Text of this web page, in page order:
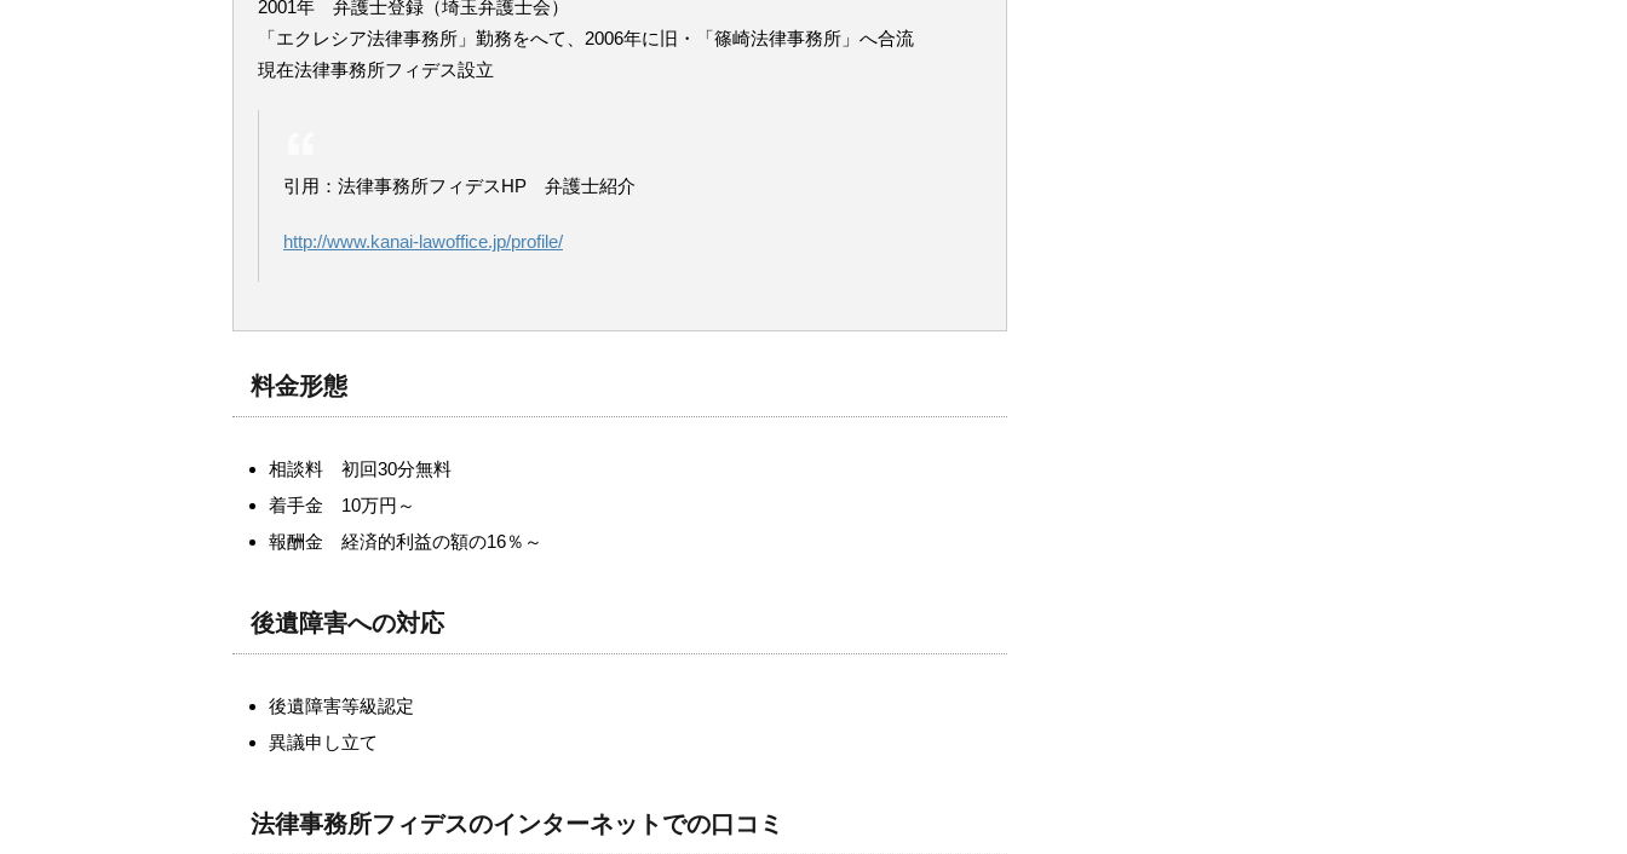
2001年 弁護士登録（埼玉弁護士会）
「エクレシア法律事務所」勤務をへて、2006年に旧・「篠崎法律事務所」へ合流
現在法律事務所フィデス設立
引用：法律事務所フィデスHP 弁護士紹介
http://www.kanai-lawoffice.jp/profile/
料金形態
相談料 初回30分無料
着手金 10万円～
報酬金 経済的利益の額の16％～
後遺障害への対応
後遺障害等級認定
異議申し立て
法律事務所フィデスのインターネットでの口コミ